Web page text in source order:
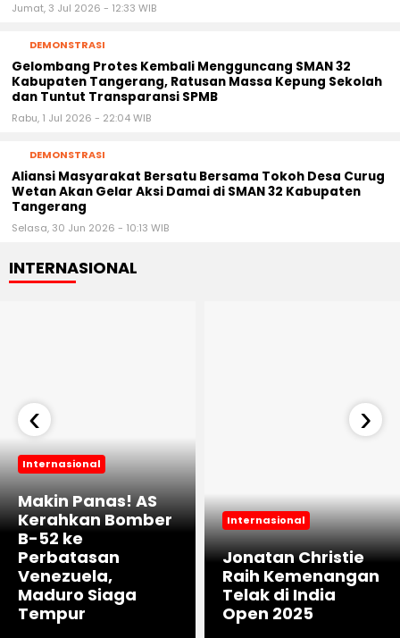
Jumat, 3 Jul 2026 - 12:33 WIB
DEMONSTRASI
‎Gelombang Protes Kembali Mengguncang SMAN 32
Kabupaten Tangerang, Ratusan Massa Kepung Sekolah
dan Tuntut Transparansi SPMB
Rabu, 1 Jul 2026 - 22:04 WIB
DEMONSTRASI
Aliansi Masyarakat Bersatu Bersama Tokoh Desa Curug
Wetan Akan Gelar Aksi Damai di SMAN 32 Kabupaten
Tangerang
Selasa, 30 Jun 2026 - 10:13 WIB
INTERNASIONAL
Internasional
‎Makin Panas! AS
Kerahkan Bomber
B-52 ke
Perbatasan
Venezuela,
Maduro Siaga
Tempur
Internasional
Jonatan Christie
Raih Kemenangan
Telak di India
Open 2025
‹ ›